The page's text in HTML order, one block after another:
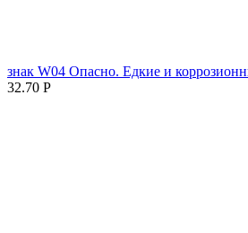
знак W04 Опасно. Едкие и
32.70 Р